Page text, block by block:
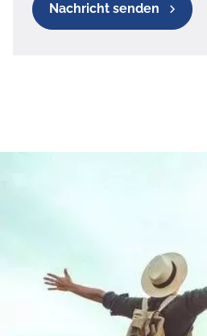
Nachricht senden